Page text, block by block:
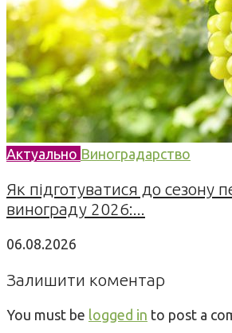
Актуально Виноградарство
Як підготуватися до сезону
винограду 2026:...
06.08.2026
Залишити коментар
You must be logged in to post a